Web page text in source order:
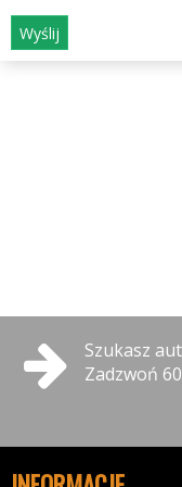
Wyślij
Szukasz
Zadzwoń